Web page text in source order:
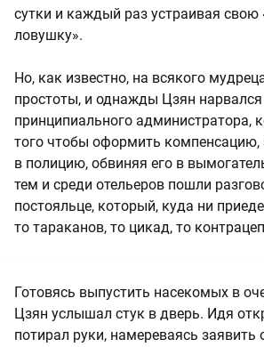
сутки и каждый раз устраивая свою
ловушку».
Но, как известно, на всякого
простоты, и однажды Цзян нарвался
принципиального администратора,
того чтобы оформить компенсацию,
в полицию, обвиняя его в
тем и среди отельеров пошли
постояльце, который, куда ни
то тараканов, то цикад, то
Готовясь выпустить насекомых в
Цзян услышал стук в дверь. Идя
потирал руки, намереваясь заявить